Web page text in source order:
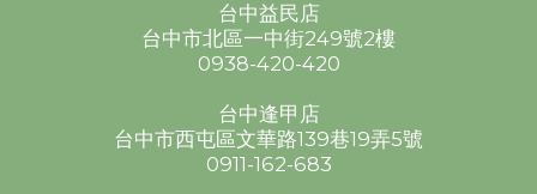
台中益民店
台中市北區一中街249號2樓
0938-420-420
台中逢甲店
台中市西屯區文華路139巷19弄5號
0911-162-683